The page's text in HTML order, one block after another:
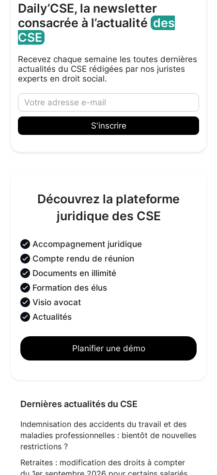
Daily’CSE, la newsletter
consacrée à l’actualitédes
CSE
Recevez chaque semaine les toutes dernières
actualités du CSE rédigées par nos juristes
experts en droit social.
Découvrez la plateforme
juridique des CSE
Accompagnement juridique
Compte rendu de réunion
Documents en illimité
Formation des élus
Visio avocat
Actualités
Planifier une démo
Dernières actualités du CSE
Indemnisation des accidents du travail et des
maladies professionnelles : bientôt de nouvelles
restrictions ?
Retraites : modification des droits à compter